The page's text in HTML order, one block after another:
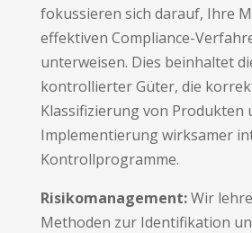
fokussieren sich darauf, Ihre
effektiven Compliance-
unterweisen. Dies beinhaltet
kontrollierter Güter, die
Klassifizierung von Produkten
Implementierung wirksamer
Kontrollprogramme.
Risikomanagement:Wir
Methoden zur Identifikation